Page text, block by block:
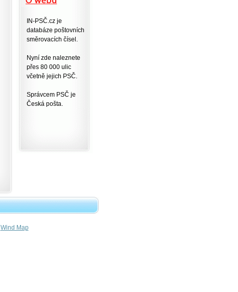
IN-PSČ.cz je
databáze poštovních
směrovacích čísel.
Nyní zde naleznete
přes 80 000 ulic
včetně jejich PSČ.
Správcem PSČ je
Česká pošta.
Wind Map